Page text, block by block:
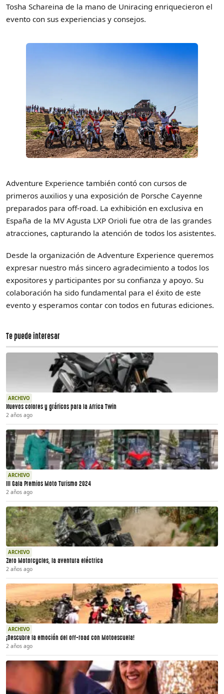
Tosha Schareina de la mano de Uniracing enriquecieron el
evento con sus experiencias y consejos.
Adventure Experience también contó con cursos de
primeros auxilios y una exposición de Porsche Cayenne
preparados para off-road. La exhibición en exclusiva en
España de la MV Agusta LXP Orioli fue otra de las grandes
atracciones, capturando la atención de todos los asistentes.
Desde la organización de Adventure Experience queremos
expresar nuestro más sincero agradecimiento a todos los
expositores y participantes por su confianza y apoyo. Su
colaboración ha sido fundamental para el éxito de este
evento y esperamos contar con todos en futuras ediciones.
Te puede interesar
ARCHIVO
Nuevos colores y gráficos para la Africa Twin
2 años ago
ARCHIVO
III Gala Premios Moto Turismo 2024
2 años ago
ARCHIVO
Zero Motorcycles, la aventura eléctrica
2 años ago
ARCHIVO
¡Descubre la emoción del off-road con Motoescuela!
2 años ago